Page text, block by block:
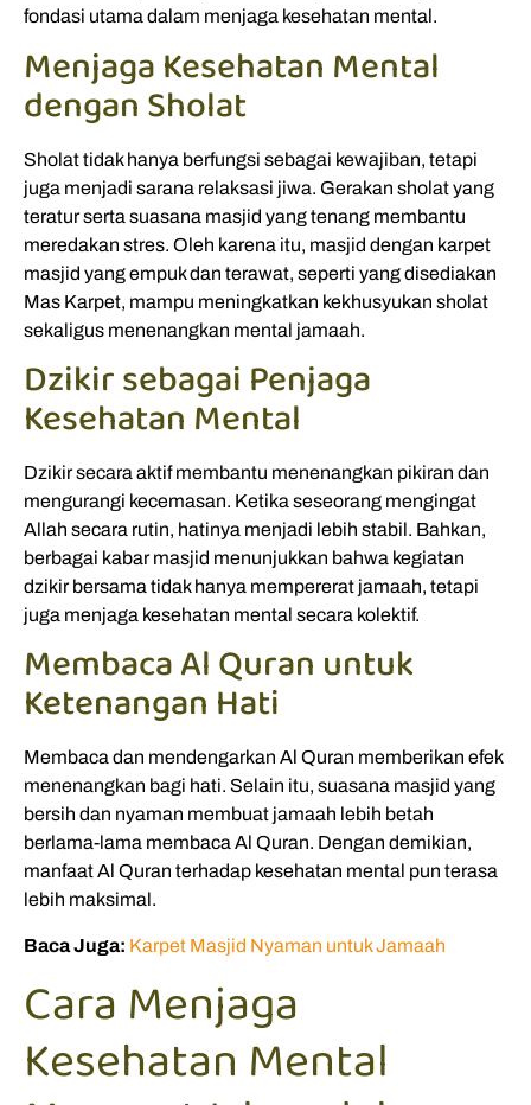
fondasi utama dalam menjaga kesehatan mental.
Menjaga Kesehatan Mental
dengan Sholat
Sholat tidak hanya berfungsi sebagai kewajiban, tetapi
juga menjadi sarana relaksasi jiwa. Gerakan sholat yang
teratur serta suasana masjid yang tenang membantu
meredakan stres. Oleh karena itu, masjid dengan karpet
masjid yang empuk dan terawat, seperti yang disediakan
Mas Karpet, mampu meningkatkan kekhusyukan sholat
sekaligus menenangkan mental jamaah.
Dzikir sebagai Penjaga
Kesehatan Mental
Dzikir secara aktif membantu menenangkan pikiran dan
mengurangi kecemasan. Ketika seseorang mengingat
Allah secara rutin, hatinya menjadi lebih stabil. Bahkan,
berbagai kabar masjid menunjukkan bahwa kegiatan
dzikir bersama tidak hanya mempererat jamaah, tetapi
juga menjaga kesehatan mental secara kolektif.
Membaca Al Quran untuk
Ketenangan Hati
Membaca dan mendengarkan Al Quran memberikan efek
menenangkan bagi hati. Selain itu, suasana masjid yang
bersih dan nyaman membuat jamaah lebih betah
berlama-lama membaca Al Quran. Dengan demikian,
manfaat Al Quran terhadap kesehatan mental pun terasa
lebih maksimal.
Baca Juga: Karpet Masjid Nyaman untuk Jamaah
Cara Menjaga
Kesehatan Mental